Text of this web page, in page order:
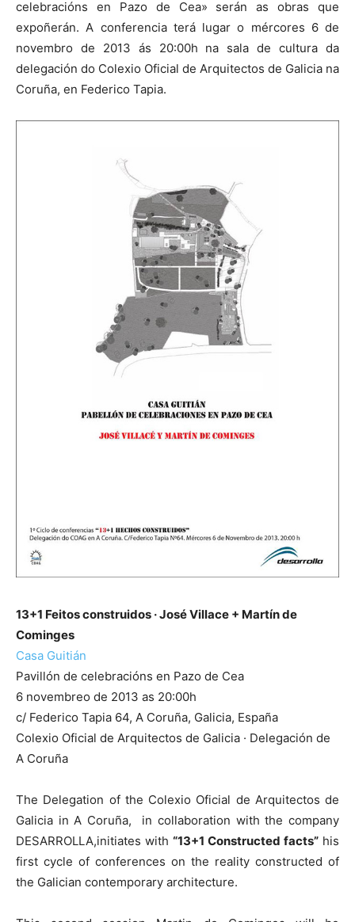
celebracións en Pazo de Cea» serán as obras que
expoñerán. A conferencia terá lugar o mércores 6 de
novembro de 2013 ás 20:00h na sala de cultura da
delegación do Colexio Oficial de Arquitectos de Galicia na
Coruña, en Federico Tapia.
13+1 Feitos construidos · José Villace + Martín de
Cominges
Casa Guitián
Pavillón de celebracións en Pazo de Cea
6 novembreo de 2013 as 20:00h
c/ Federico Tapia 64, A Coruña, Galicia, España
Colexio Oficial de Arquitectos de Galicia · Delegación de
A Coruña
The Delegation of the Colexio Oficial de Arquitectos de
Galicia in A Coruña, in collaboration with the company
DESARROLLA,initiates with “13+1 Constructed facts” his
first cycle of conferences on the reality constructed of
the Galician contemporary architecture.